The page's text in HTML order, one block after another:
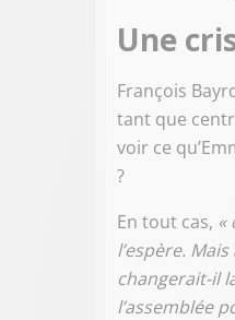
Une
François
tant que
voir ce
?
En tout cas, «
l’espère.
changerait-il
l’assemblée